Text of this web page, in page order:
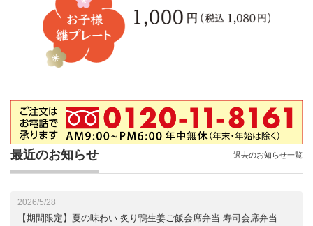
最近のお知らせ
2026/5/28
【期間限定】夏の味わい 炙り鴨生姜ご飯会席弁当 寿司会席弁当
過去のお知らせ一覧